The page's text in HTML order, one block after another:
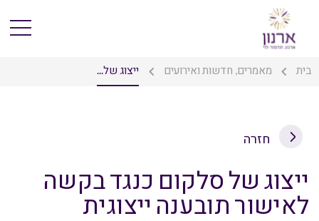
בית מאמרים, חדשות ואירועים ייצוג של...
חזרה
ייצוג של סלקום כנגד בקשה
לאישור תובענה ייצוגית